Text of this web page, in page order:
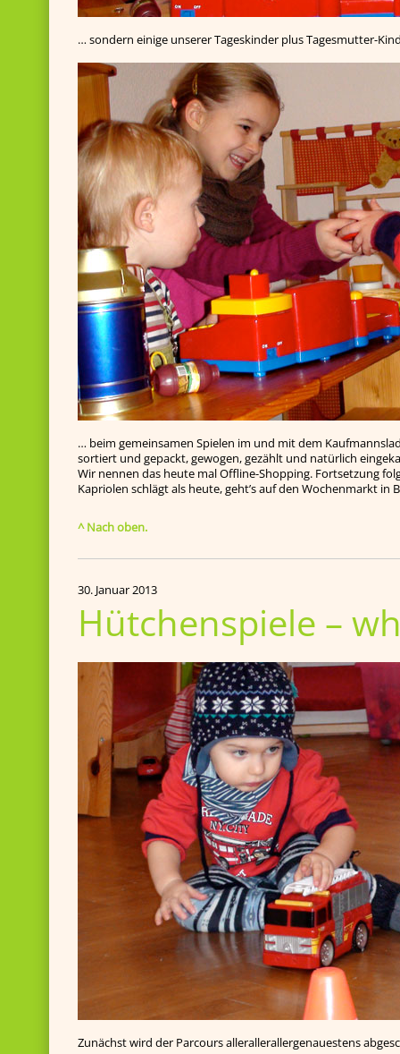
… sondern einige unserer Tageskinder plus Tagesmutter-
… beim gemeinsamen Spielen im und mit dem
sortiert und gepackt, gewogen, gezählt und natürlich
Wir nennen das heute mal Offline-Shopping. Fortsetzung
Kapriolen schlägt als heute, geht’s auf den Wochenmarkt in
^ Nach oben.
30. Januar 2013
Hütchenspiele –
Zunächst wird der Parcours allerallerallergenauestens